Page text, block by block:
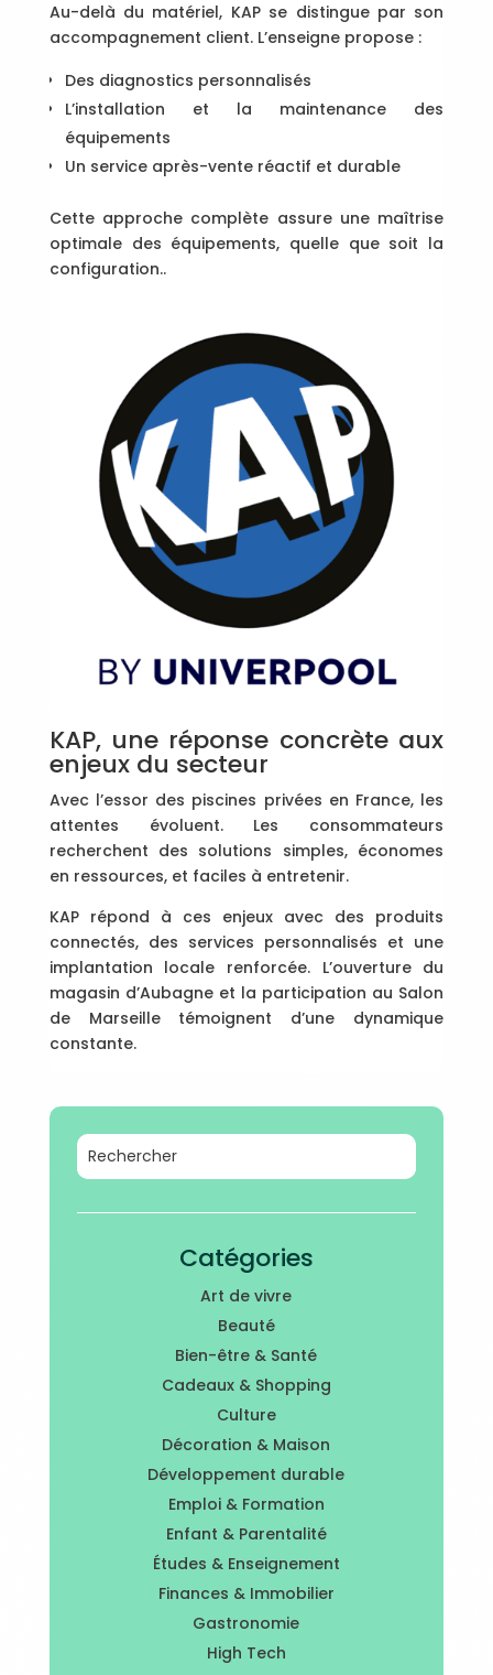
Au-delà du matériel, KAP se distingue par son
accompagnement client. L’enseigne propose :
Des diagnostics personnalisés
L’installation et la maintenance des
équipements
Un service après-vente réactif et durable
Cette approche complète assure une maîtrise
optimale des équipements, quelle que soit la
configuration..
KAP, une réponse concrète aux
enjeux du secteur
Avec l’essor des piscines privées en France, les
attentes évoluent. Les consommateurs
recherchent des solutions simples, économes
en ressources, et faciles à entretenir.
KAP répond à ces enjeux avec des produits
connectés, des services personnalisés et une
implantation locale renforcée. L’ouverture du
magasin d’Aubagne et la participation au Salon
de Marseille témoignent d’une dynamique
constante.
Catégories
Art de vivre
Beauté
Bien-être & Santé
Cadeaux & Shopping
Culture
Décoration & Maison
Développement durable
Emploi & Formation
Enfant & Parentalité
Études & Enseignement
Finances & Immobilier
Gastronomie
High Tech